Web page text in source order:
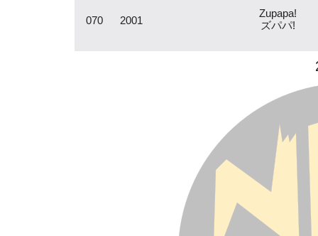
070 2001
Zupapa!
ズパパ!